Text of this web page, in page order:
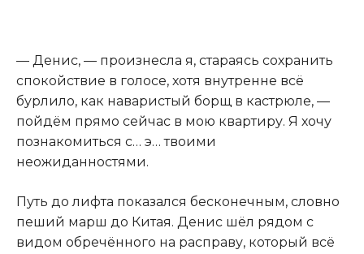
— Денис, — произнесла я, стараясь сохранить
спокойствие в голосе, хотя внутренне всё
бурлило, как наваристый борщ в кастрюле, —
пойдём прямо сейчас в мою квартиру. Я хочу
познакомиться с… э… твоими
неожиданностями.
Путь до лифта показался бесконечным, словно
пеший марш до Китая. Денис шёл рядом с
видом обречённого на расправу, который всё